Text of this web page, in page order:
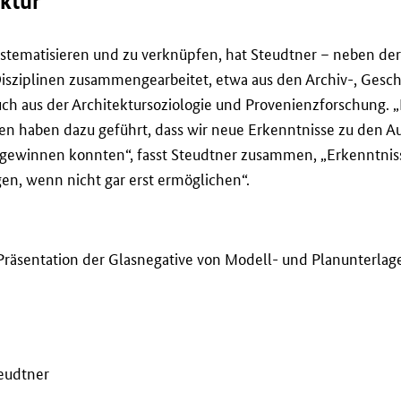
und zu verknüpfen, hat Steudtner – neben
zusammengearbeitet, etwa aus den Archiv-,
aus der Architektursoziologie und Provenienzforschung.
haben dazu geführt, dass wir neue Erkenntnisse zu den
konnten“, fasst Steudtner zusammen,
wenn nicht gar erst ermöglichen“.
der Glasnegative von Modell- und